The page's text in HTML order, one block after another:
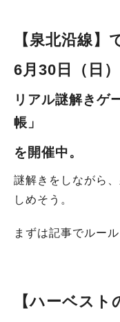
【泉北沿線】
6月30日（日
リアル謎解きゲ
帳」
を開催中。
謎解きをしながら
しめそう。
まずは記事でルー
【ハーベスト